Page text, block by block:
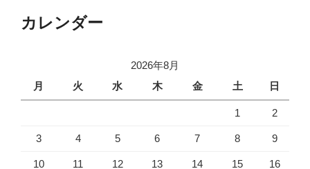
カレンダー
2026年8月
月
火 水 木 金 土 日
1 2
3 4 5 6 7 8 9
10 11 12 13 14 15 16